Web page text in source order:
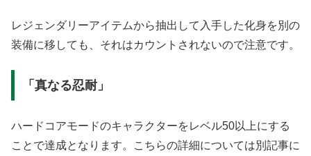
レジェンダリーアイテムから抽出して入手した化身を別の
装備に移しても、それはカウントされないので注意です。
「真なる忍耐」
ハードコアモードのキャラクターをレベル50以上にする
ことで達成となります。こちらの詳細については別記事に